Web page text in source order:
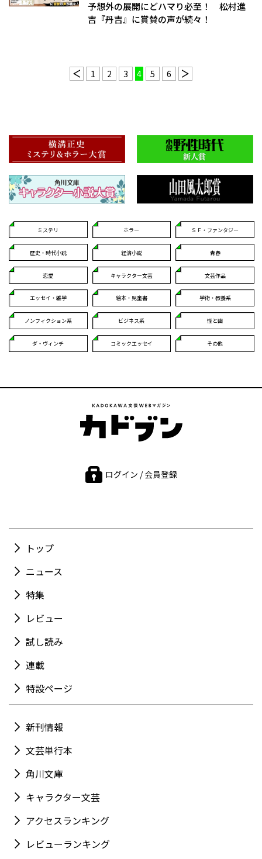
予想外の展開にどハマり必至！ 松村進
吉『丹吉』に賞賛の声が続々！
1 2 3 4 5 6
ミステリ ホラー ＳＦ・ファンタジー
歴史・時代小説 経済小説 青春
恋愛 キャラクター文芸 文芸作品
エッセイ・雑学 絵本・児童書 学術・教養系
ノンフィクション系 ビジネス系 怪と幽
ダ・ヴィンチ コミックエッセイ その他
ログイン / 会員登録
トップ
ニュース
特集
レビュー
試し読み
連載
特設ページ
新刊情報
文芸単行本
角川文庫
キャラクター文芸
アクセスランキング
レビューランキング